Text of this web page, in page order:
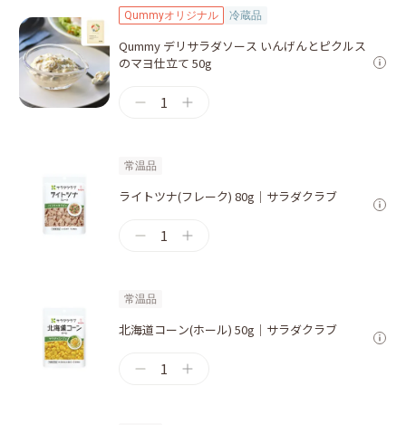
Qummyオリジナル 冷蔵品
Qummy デリサラダソース いんげんとピクルス
のマヨ仕立て 50g
1
常温品
ライトツナ(フレーク) 80g｜サラダクラブ
1
常温品
北海道コーン(ホール) 50g｜サラダクラブ
1